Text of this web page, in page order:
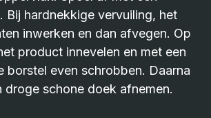
Bij hardnekkige vervuiling, het
inwerken en dan afvegen. Op
product innevelen en met een
borstel even schrobben. Daarna
droge schone doek afnemen.